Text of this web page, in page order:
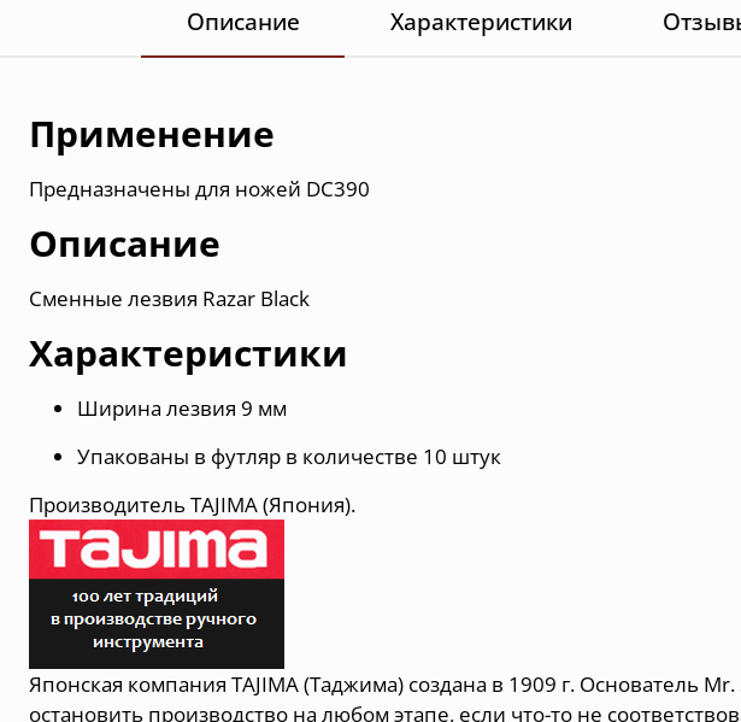
Описание Характеристики
Применение
Предназначены для ножей DC390
Описание
Сменные лезвия Razar Black
Характеристики
Ширина лезвия 9 мм
Упакованы в футляр в количестве 10 штук
Производитель TAJIMA (Япония).
Японская компания TAJIMA (Таджима) создана в 1909 г. Основатель Mr.
остановить производство на любом этапе, если что-то не